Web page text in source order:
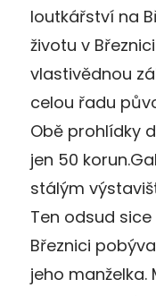
loutkářství na
životu v
vlastivědnou
celou řadu
Obě prohlídky
jen 50
stálým
Ten odsud
Březnici
jeho manželka.